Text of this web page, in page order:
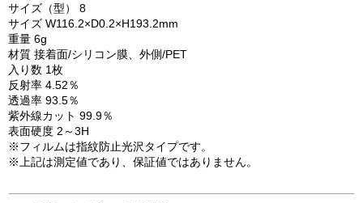
サイズ（型） 8
サイズ W116.2×D0.2×H193.2mm
重量 6g
材質 接着面/シリコン膜、外側/PET
入り数 1枚
反射率 4.52％
透過率 93.5％
紫外線カット 99.9％
表面硬度 2～3H
※フィルムは指紋防止光沢タイプです。
※上記は測定値であり、保証値ではありません。